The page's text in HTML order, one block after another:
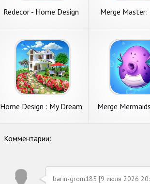
Redecor - Home Design
Merge Master:
Home Design : My Dream
Merge
Комментарии:
barin-grom185 [9 июля 2026